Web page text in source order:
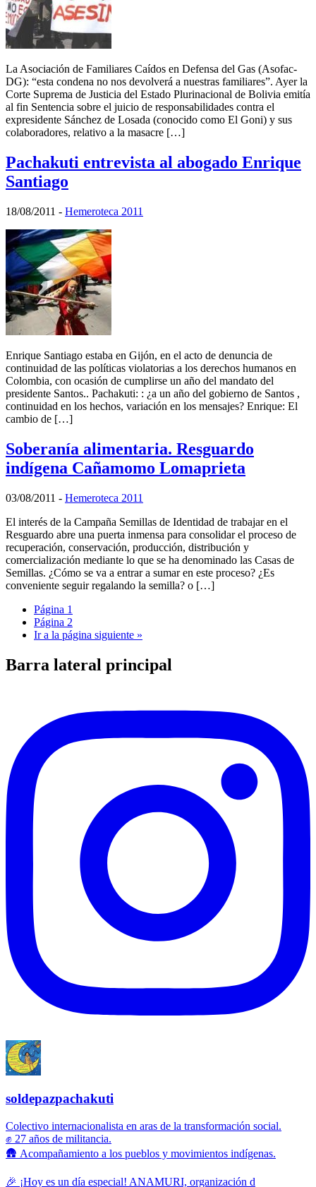
La Asociación de Familiares Caídos en Defensa del Gas (Asofac-
DG): “esta condena no nos devolverá a nuestras familiares”. Ayer la
Corte Suprema de Justicia del Estado Plurinacional de Bolivia emitía
al fin Sentencia sobre el juicio de responsabilidades contra el
expresidente Sánchez de Losada (conocido como El Goni) y sus
colaboradores, relativo a la masacre […]
Pachakuti entrevista al abogado Enrique
Santiago
18/08/2011 - Hemeroteca 2011
Enrique Santiago estaba en Gijón, en el acto de denuncia de
continuidad de las políticas violatorias a los derechos humanos en
Colombia, con ocasión de cumplirse un año del mandato del
presidente Santos.. Pachakuti: : ¿a un año del gobierno de Santos ,
continuidad en los hechos, variación en los mensajes? Enrique: El
cambio de […]
Soberanía alimentaria. Resguardo
indígena Cañamomo Lomaprieta
03/08/2011 - Hemeroteca 2011
El interés de la Campaña Semillas de Identidad de trabajar en el
Resguardo abre una puerta inmensa para consolidar el proceso de
recuperación, conservación, producción, distribución y
comercialización mediante lo que se ha denominado las Casas de
Semillas. ¿Cómo se va a entrar a sumar en este proceso? ¿Es
conveniente seguir regalando la semilla? o […]
Página 1
Página 2
Ir a la página siguiente »
Barra lateral principal
soldepazpachakuti
Colectivo internacionalista en aras de la transformación social.
✊ 27 años de militancia.
🛖 Acompañamiento a los pueblos y movimientos indígenas.
🎉 ¡Hoy es un día especial! ANAMURI, organización d